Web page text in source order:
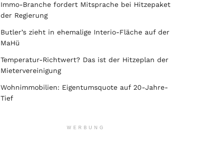
Immo-Branche fordert Mitsprache bei Hitzepaket
der Regierung
Butler’s zieht in ehemalige Interio-Fläche auf der
MaHü
Temperatur-Richtwert? Das ist der Hitzeplan der
Mietervereinigung
Wohnimmobilien: Eigentumsquote auf 20-Jahre-
Tief
WERBUNG